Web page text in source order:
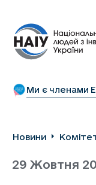
Ми є членами
Новини
29 Жовтня